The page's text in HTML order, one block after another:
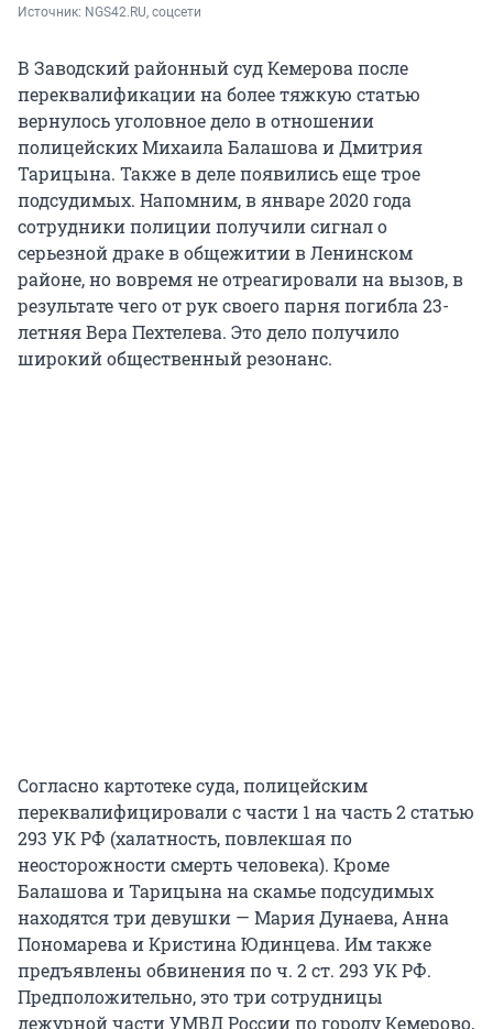
Источник: NGS42.RU, соцсети
В Заводский районный суд Кемерова после
переквалификации на более тяжкую статью
вернулось уголовное дело в отношении
полицейских Михаила Балашова и Дмитрия
Тарицына. Также в деле появились еще трое
подсудимых. Напомним, в январе 2020 года
сотрудники полиции получили сигнал о
серьезной драке в общежитии в Ленинском
районе, но вовремя не отреагировали на вызов, в
результате чего от рук своего парня погибла 23-
летняя Вера Пехтелева. Это дело получило
широкий общественный резонанс.
Согласно картотеке суда, полицейским
переквалифицировали с части 1 на часть 2 статью
293 УК РФ (халатность, повлекшая по
неосторожности смерть человека). Кроме
Балашова и Тарицына на скамье подсудимых
находятся три девушки — Мария Дунаева, Анна
Пономарева и Кристина Юдинцева. Им также
предъявлены обвинения по ч. 2 ст. 293 УК РФ.
Предположительно, это три сотрудницы
дежурной части УМВД России по городу Кемерово,